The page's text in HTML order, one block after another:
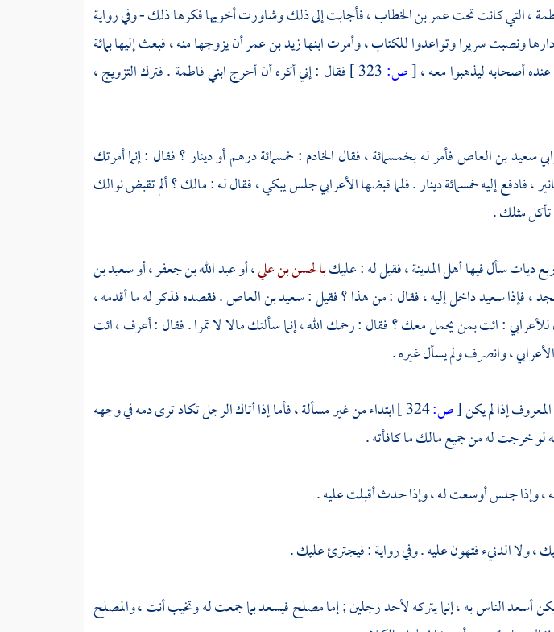
، التي كانت تحتعمر بن الخطاب، فأجابت إلى ذلك وشاورت أخويها فكرها ذلك - وفي رواية
ونصبت سريرا وتواعدوا للكتاب ، وأمرت ابنهازيد بن عمرأن يزوجها منه ، فبعث إليها بمائة
أصحابه ليذهبوا معه ،[ص: فقال : إني أكره أن أحرج ابنيفاطمة. فترك التزويج ،
سعيد بن العاصفأمر له بخمسمائة ، فقال الخادم : خمسمائة درهم أو دينار ؟ فقال : إنما أمرتك
، فادفع إليه خمسمائة دينار . فلما قبضها الأعرابي جلس يبكي ، فقال له : مالك ؟ ألم تقبض نوالك
مثلك .
ديات سأل فيهاأهلالمدينة، فقيل له : عليكبالحسن بن علي، أوعبد الله بن جعفر، أوسعيد بن
، فإذاسعيدداخل إليه ، فقال : من هذا ؟ فقيل :سعيد بن العاص. فقصده فذكر له ما أقدمه ،
: ائت بمن يحمل معك ؟ فقال : رحمك الله ، إنما سألتك مالا لا تمرا . فقال : أعرف ، ائت
، وانصرف ولم يسأل غيره .
إذا لم يكن[ص:324 ]
ابتداء من غير مسألة ، فأما إذا أتاك الرجل تكاد ترى دمه في وجهه
لو خرجت له من جميع مالك ما كافأته .
، وإذا جلس أوسعت له ، وإذا حدث أقبلت عليه .
، ولا الدنيء فتهون عليه . وفي رواية : فيجترئ عليك .
أسعد الناس به ، إنما يتركه لأحد رجلين ; إما مصلح فيسعد بما جمعت له وتخيب أنت ، والمصلح